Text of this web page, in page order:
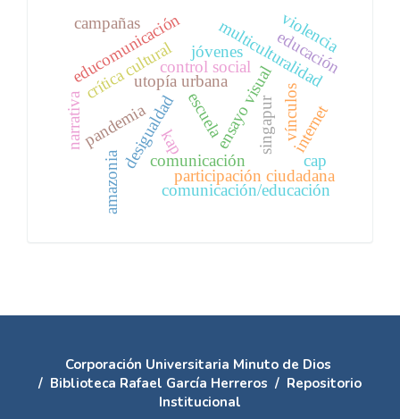
ensayo visual
singapur
control socialmulticulturalidad
utopía urbana
crítica cultural
comunicación
participación ciudadana
comunicación/educación
vínculos
desigualdad
pandemia
educomunicación
escuela internet
narrativa
educación
jóvenes
amazonia
violencia
campañas
cap
kap
Corporación Universitaria Minuto de Dios
/ Biblioteca Rafael García Herreros / Repositorio
Institucional